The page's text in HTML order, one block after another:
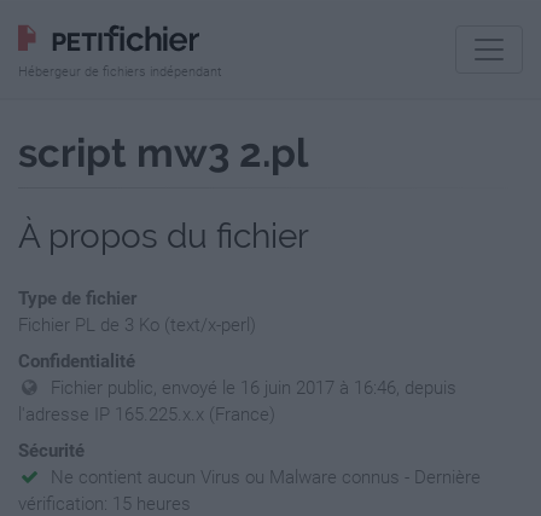
Hébergeur de fichiers indépendant
script mw3 2.pl
À propos du fichier
Type de fichier
Fichier PL de 3 Ko (text/x-perl)
Confidentialité
Fichier public, envoyé le 16 juin 2017 à 16:46, depuis
l'adresse IP 165.225.x.x (France)
Sécurité
Ne contient aucun Virus ou Malware connus - Dernière
vérification: 15 heures